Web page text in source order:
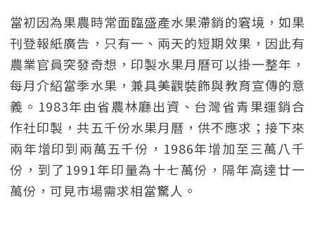
當初因為果農時常面臨盛產水果滯銷的窘境，如果
刊登報紙廣告，只有一、兩天的短期效果，因此有
農業官員突發奇想，印製水果月曆可以掛一整年，
每月介紹當季水果，兼具美觀裝飾與教育宣傳的意
義。1983年由省農林廳出資、台灣省青果運銷合
作社印製，共五千份水果月曆，供不應求；接下來
兩年增印到兩萬五千份，1986年增加至三萬八千
份，到了1991年印量為十七萬份，隔年高達廿一
萬份，可見市場需求相當驚人。